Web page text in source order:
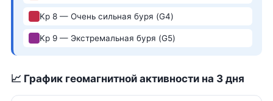
Kp 8 — Очень сильная буря (G4)
Kp 9 — Экстремальная буря (G5)
📈 График геомагнитной активности на 3 дня